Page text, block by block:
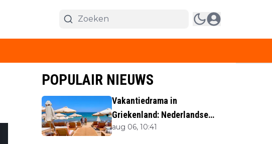
POPULAIR NIEUWS
Vakantiedrama in
Griekenland: Nederlandse
(40) omgekomen
aug 06, 10:41